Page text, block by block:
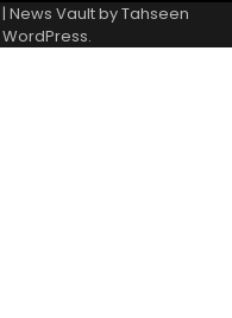
| News Vault byTahseen
WordPress.